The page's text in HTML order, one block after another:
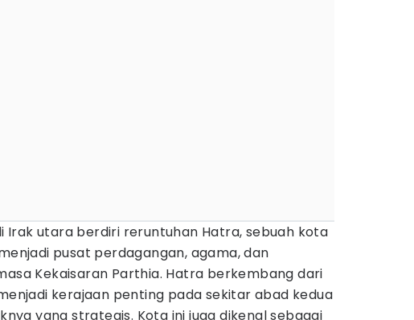
Irak utara berdiri reruntuhan Hatra, sebuah kota
pusat perdagangan, agama, dan
Kekaisaran Parthia. Hatra berkembang dari
kerajaan penting pada sekitar abad kedua
yang strategis. Kota ini juga dikenal sebagai